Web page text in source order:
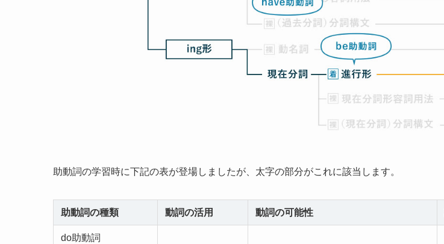
助動詞の学習時に下記の表が登場しましたが、太字の部分がこれに該当します。
助動詞の種類 動詞の活用 動詞の可能性
do助動詞